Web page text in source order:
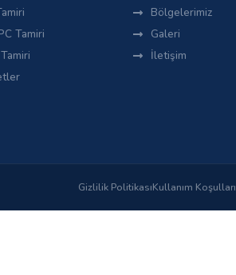
Tamiri
Bölgelerimiz
Galeri
İletişim
Gizlilik PolitikasıKullanım Koşulları